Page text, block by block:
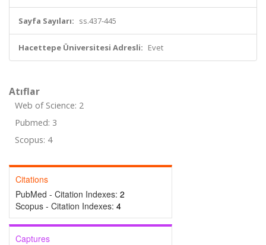
Sayfa Sayıları: ss.437-445
Hacettepe Üniversitesi Adresli: Evet
Atıflar
Web of Science: 2
Pubmed: 3
Scopus: 4
Citations
PubMed - Citation Indexes: 2
Scopus - Citation Indexes: 4
Captures